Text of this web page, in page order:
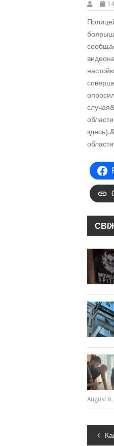
August